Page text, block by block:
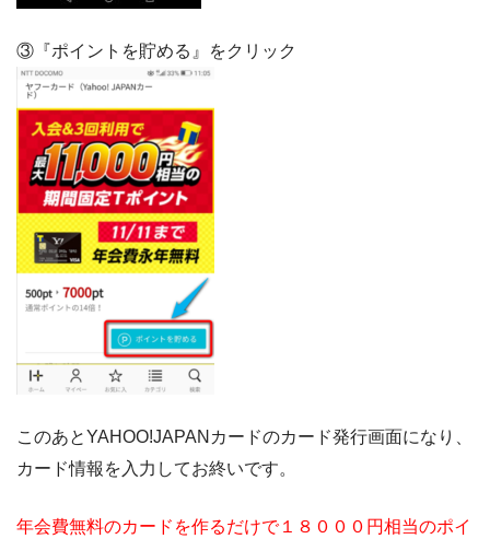
③『ポイントを貯める』をクリック
このあとYAHOO!JAPANカードのカード発行画面になり、
カード情報を入力してお終いです。
年会費無料のカードを作るだけで１８０００円相当のポイ